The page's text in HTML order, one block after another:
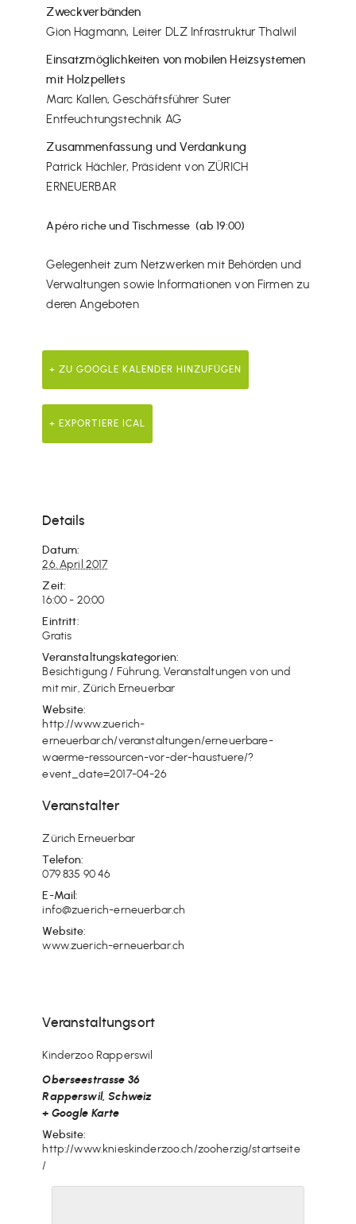
Zweckverbänden
Gion Hagmann, Leiter DLZ Infrastruktur Thalwil
Einsatzmöglichkeiten von mobilen Heizsystemen
mit Holzpellets
Marc Kallen, Geschäftsführer Suter
Entfeuchtungstechnik AG
Zusammenfassung und Verdankung
Patrick Hächler, Präsident von ZÜRICH
ERNEUERBAR
Apéro riche und Tischmesse (ab 19:00)
Gelegenheit zum Netzwerken mit Behörden und
Verwaltungen sowie Informationen von Firmen zu
deren Angeboten
+ ZU GOOGLE KALENDER HINZUFÜGEN
+ EXPORTIERE ICAL
Details
Datum:
26. April 2017
Zeit:
16:00 - 20:00
Eintritt:
Gratis
Veranstaltungskategorien:
Besichtigung / Führung,Veranstaltungen von und
mit mir, Zürich Erneuerbar
Website:
http://www.zuerich-
erneuerbar.ch/veranstaltungen/erneuerbare-
waerme-ressourcen-vor-der-haustuere/?
event_date=2017-04-26
Veranstalter
Zürich Erneuerbar
Telefon:
079 835 90 46
E-Mail:
info@zuerich-erneuerbar.ch
Website:
www.zuerich-erneuerbar.ch
Veranstaltungsort
Kinderzoo Rapperswil
Oberseestrasse 36
Rapperswil, Schweiz
+ Google Karte
Website:
http://www.knieskinderzoo.ch/zooherzig/startseite
/